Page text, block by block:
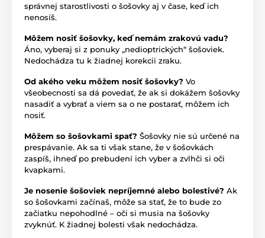
správnej starostlivosti o šošovky aj v čase, keď ich
nenosíš.
Môžem nosiť šošovky, keď nemám zrakovú vadu?
Áno, vyberaj si z ponuky „nedioptrických“ šošoviek.
Nedochádza tu k žiadnej korekcii zraku.
Od akého veku môžem nosiť šošovky? Vo
všeobecnosti sa dá povedať, že ak si dokážem šošovky
nasadiť a vybrať a viem sa o ne postarať, môžem ich
nosiť.
Môžem so šošovkami spať? Šošovky nie sú určené na
prespávanie. Ak sa ti však stane, že v šošovkách
zaspíš, ihneď po prebudení ich vyber a zvlhči si oči
kvapkami.
Je nosenie šošoviek nepríjemné alebo bolestivé? Ak
so šošovkami začínaš, môže sa stať, že to bude zo
začiatku nepohodlné – oči si musia na šošovky
zvyknúť. K žiadnej bolesti však nedochádza.